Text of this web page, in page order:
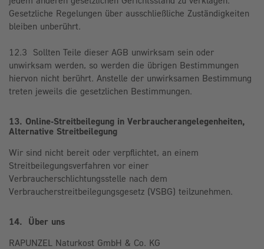
Gesetzliche Regelungen über ausschließliche Zuständigkeiten
bleiben unberührt.
12.3 Sollten Teile dieser AGB unwirksam sein oder
unwirksam werden, so werden die übrigen Bestimmungen
hiervon nicht berührt. Anstelle der unwirksamen Bestimmung
treten jeweils die gesetzlichen Bestimmungen.
13. Online-Streitbeilegung in Verbraucherangelegenheiten,
Alternative Streitbeilegung
Wir sind nicht bereit oder verpflichtet, an einem
Streitbeilegungsverfahren vor einer
Verbraucherschlichtungsstelle nach dem
Verbraucherstreitbeilegungsgesetz (VSBG) teilzunehmen.
14. Über uns
RAPUNZEL Naturkost GmbH & Co. KG